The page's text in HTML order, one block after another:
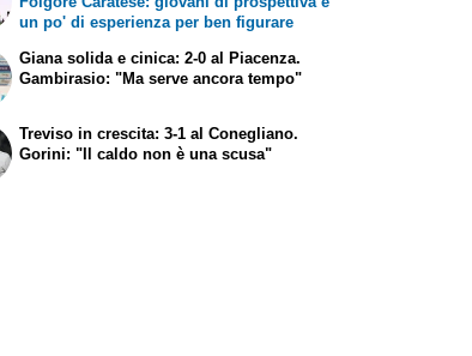
un po' di esperienza per ben figurare
Giana solida e cinica: 2-0 al Piacenza.
Gambirasio: "Ma serve ancora tempo"
Treviso in crescita: 3-1 al Conegliano.
Gorini: "Il caldo non è una scusa"